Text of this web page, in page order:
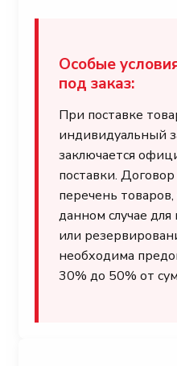
Особые
под заказ:
При поставке
индивидуальный
заключается
поставки.
перечень
данном случае для
или
необходима
30% до 50% от